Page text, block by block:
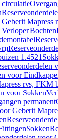
circulatie
Mapress
Bochten
1.4521
voor
rvs, FKM
voor Sokken
permanent
Geberit
Sokken